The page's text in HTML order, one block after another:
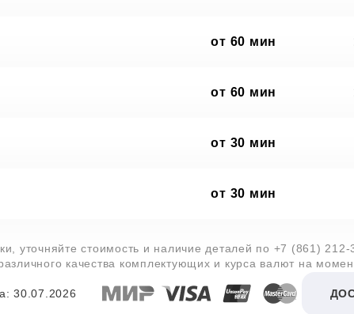
от 60 мин
от 60 мин
от 30 мин
от 30 мин
уточняйте стоимость и наличие деталей по +7 (861) 212-
качества комплектующих и курса валют на
30.07.2026